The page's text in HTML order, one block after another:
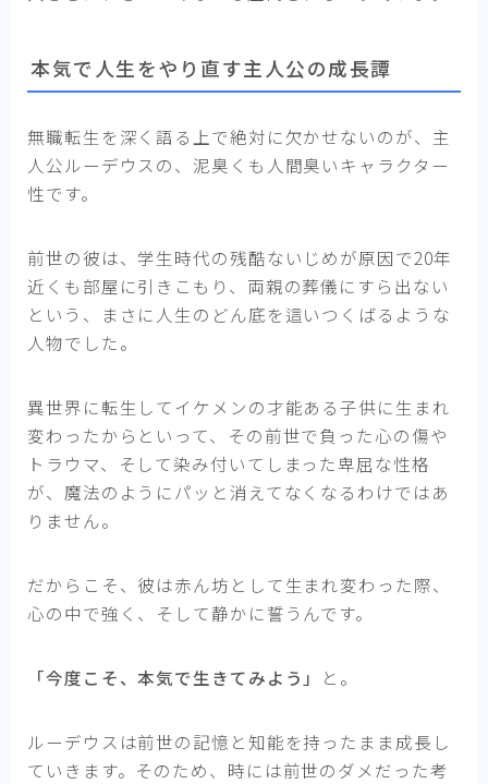
本気で人生をやり直す主人公の成長譚
無職転生を深く語る上で絶対に欠かせないのが、主
人公ルーデウスの、泥臭くも人間臭いキャラクター
性です。
前世の彼は、学生時代の残酷ないじめが原因で20年
近くも部屋に引きこもり、両親の葬儀にすら出ない
という、まさに人生のどん底を這いつくばるような
人物でした。
異世界に転生してイケメンの才能ある子供に生まれ
変わったからといって、その前世で負った心の傷や
トラウマ、そして染み付いてしまった卑屈な性格
が、魔法のようにパッと消えてなくなるわけではあ
りません。
だからこそ、彼は赤ん坊として生まれ変わった際、
心の中で強く、そして静かに誓うんです。
「今度こそ、本気で生きてみよう」 と。
ルーデウスは前世の記憶と知能を持ったまま成長し
ていきます。そのため、時には前世のダメだった考